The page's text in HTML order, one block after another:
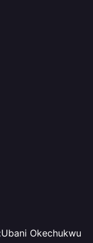
Ubani Okechukwu